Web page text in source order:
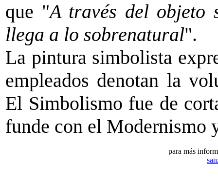
que "A través del objeto
llega a lo sobrenatural".
La pintura simbolista
empleados denotan la
El Simbolismo fue de
funde con el Modernismo
para más